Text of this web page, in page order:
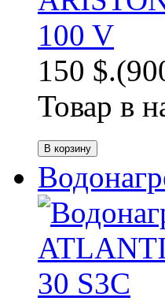
150 $.
Товар в